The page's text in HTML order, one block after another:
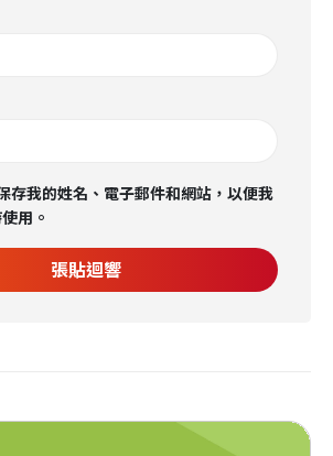
存我的姓名、電子郵件和網站，以便我
用。